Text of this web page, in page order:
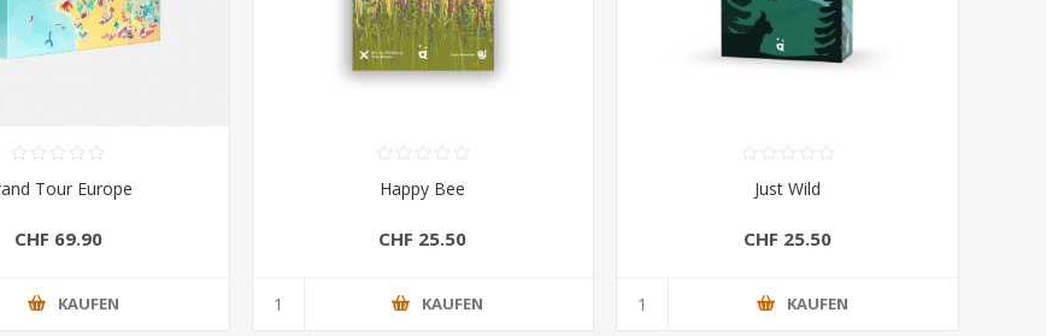
Tour Europe
CHF 69.90
KAUFEN
Happy Bee
CHF 25.50
KAUFEN
Just Wild
CHF 25.50
KAUFEN